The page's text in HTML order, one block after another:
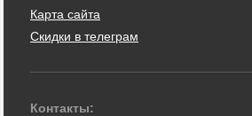
Карта сайта
Скидки в телеграм
Контакты: